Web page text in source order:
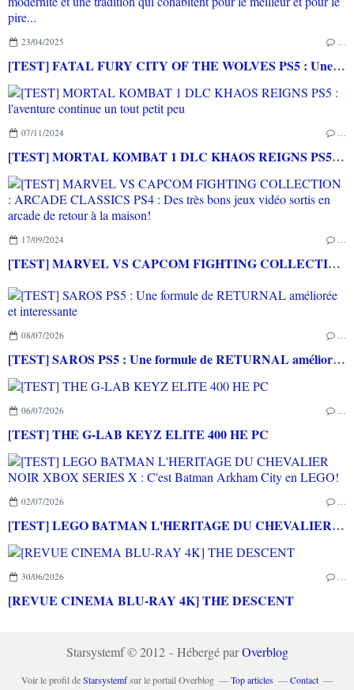
23/04/2025 …
[TEST] FATAL FURY CITY OF THE WOLVES PS5 : Une modernité et une tradition qui cohabitent pour le meilleur et pour le pire...
07/11/2024 …
[TEST] MORTAL KOMBAT 1 DLC KHAOS REIGNS PS5 : l'aventure continue un tout petit peu
17/09/2024 …
[TEST] MARVEL VS CAPCOM FIGHTING COLLECTION : ARCADE CLASSICS PS4 : Des très bons jeux vidéo sortis en arcade de retour à la maison!
08/07/2026 …
[TEST] SAROS PS5 : Une formule de RETURNAL améliorée et interessante
06/07/2026 …
[TEST] THE G-LAB KEYZ ELITE 400 HE PC
02/07/2026 …
[TEST] LEGO BATMAN L'HERITAGE DU CHEVALIER NOIR XBOX SERIES X : C'est Batman Arkham City en LEGO!
30/06/2026 …
[REVUE CINEMA BLU-RAY 4K] THE DESCENT
Starsystemf © 2012 - Hébergé parOverblog
Voir le profil deStarsystemfsur le portail Overblog Top articles
Contact